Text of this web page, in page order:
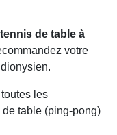
de table à
votre
les
table (ping-pong)